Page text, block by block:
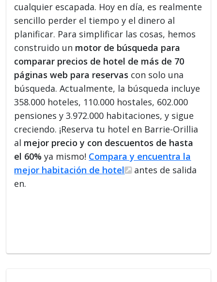
cualquier escapada. Hoy en día, es realmente
sencillo perder el tiempo y el dinero al
planificar. Para simplificar las cosas, hemos
construido un motor de búsqueda para
comparar precios de hotel de más de 70
páginas web para reservas con solo una
búsqueda. Actualmente, la búsqueda incluye
358.000 hoteles, 110.000 hostales, 602.000
pensiones y 3.972.000 habitaciones, y sigue
creciendo. ¡Reserva tu hotel en Barrie-Orillia
al mejor precio y con descuentos de hasta
el 60% ya mismo! Compara y encuentra la
mejor habitación de hotel
antes de salida
en.